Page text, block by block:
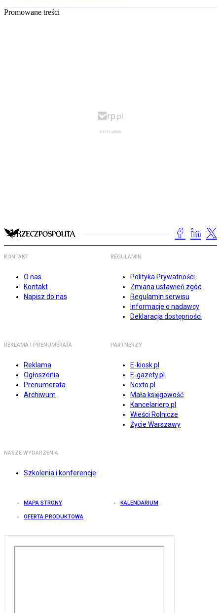
Promowane treści
KONTAKT
O nas
Kontakt
Napisz do nas
REGULAMIN
Polityka Prywatności
Zmiana ustawień zgód
Regulamin serwisu
Informacje o nadawcy
Deklaracja dostępności
REKLAMA I PRENUMERATA
Reklama
Ogłoszenia
Prenumerata
Archiwum
PARTNERZY
E-kiosk.pl
E-gazety.pl
Nexto.pl
Mała księgowość
Kancelarierp.pl
Wieści Rolnicze
Życie Warszawy
NASZE WYDARZENIA
Szkolenia i konferencje
MAPA STRONY KALENDARIUM
OFERTA PRODUKTOWA